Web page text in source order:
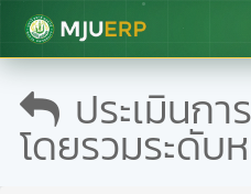
มหาวิทยาลัยแม่โจ้
ประเมินก
โดยรวมระดับ